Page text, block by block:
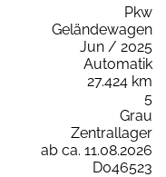
Pkw
Geländewagen
Jun / 2025
Automatik
27.424 km
5
Grau
Zentrallager
ab ca. 11.08.2026
D046523